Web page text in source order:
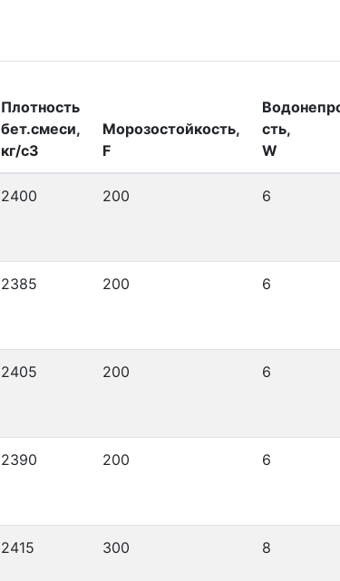
Плотность
бет.смеси,
кг/с3
Морозостойкость,
F
сть,
W
2400 200 6
2385 200 6
2405 200 6
2390 200 6
2415 300 8